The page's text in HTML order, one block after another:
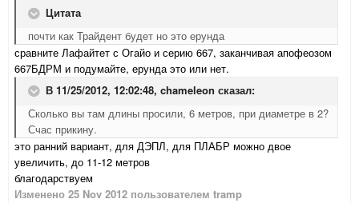
Цитата
почти как Трайдент будет но это ерунда
сравните Лафайтет с Огайо и серию 667, заканчивая апофеозом
667БДРМ и подумайте, ерунда это или нет.
В 11/25/2012, 12:02:48, chameleon сказал:
Сколько вы там длины просили, 6 метров, при диаметре в 2?
Счас прикину.
это ранний вариант, для ДЭПЛ, для ПЛАБР можно двое
увеличить, до 11-12 метров
благодарствуем
Изменено 25 Nov 2012 пользователем tramp